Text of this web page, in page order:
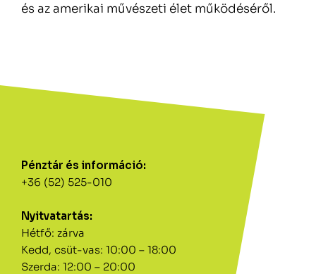
Pénztár és információ:
+36 (52) 525-010
Nyitvatartás:
Hétfő: zárva
Kedd, csüt-vas: 10:00 – 18:00
Szerda: 12:00 – 20:00
és az amerikai művészeti élet működéséről.